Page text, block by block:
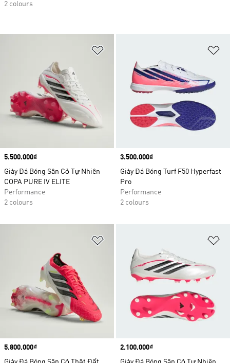
Price
5.500.000₫
Giày Đá Bóng Sân Cỏ Tự Nhiên
COPA PURE IV ELITE
Performance
2 colours
Price
3.500.000₫
Giày Đá Bóng Turf F50 Hyperfast
Pro
Performance
2 colours
Price
5.800.000₫
Price
2.100.000₫
2 colours